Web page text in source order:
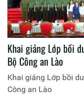
Khai giảng Lớp bồi
Bộ Công an Lào
Khai giảng Lớp bồi
Công an Lào